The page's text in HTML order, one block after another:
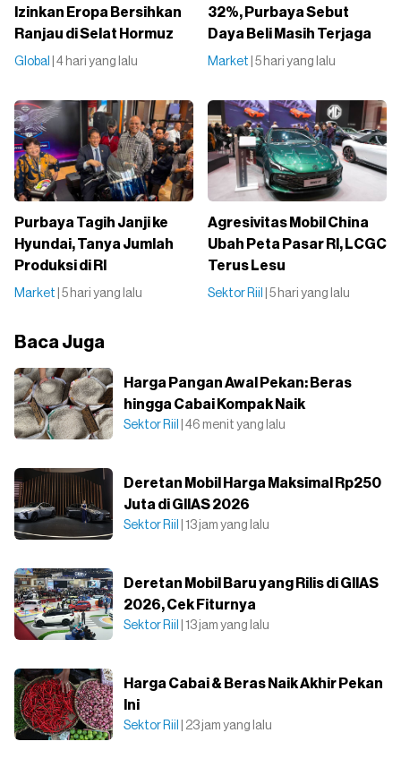
Izinkan Eropa Bersihkan
Ranjau di Selat Hormuz
Global | 4 hari yang lalu
32%, Purbaya Sebut
Daya Beli Masih Terjaga
Market | 5 hari yang lalu
Purbaya Tagih Janji ke
Hyundai, Tanya Jumlah
Produksi di RI
Market | 5 hari yang lalu
Agresivitas Mobil China
Ubah Peta Pasar RI, LCGC
Terus Lesu
Sektor Riil | 5 hari yang lalu
Baca Juga
Harga Pangan Awal Pekan: Beras
hingga Cabai Kompak Naik
Sektor Riil | 46 menit yang lalu
Deretan Mobil Harga Maksimal Rp250
Juta di GIIAS 2026
Sektor Riil | 13 jam yang lalu
Deretan Mobil Baru yang Rilis di GIIAS
2026, Cek Fiturnya
Sektor Riil | 13 jam yang lalu
Harga Cabai & Beras Naik Akhir Pekan
Ini
Sektor Riil | 23 jam yang lalu